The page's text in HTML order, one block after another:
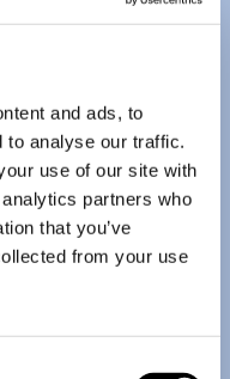
and ads, to
to analyse our traffic.
use of our site with
partners who
that you’ve
from your use